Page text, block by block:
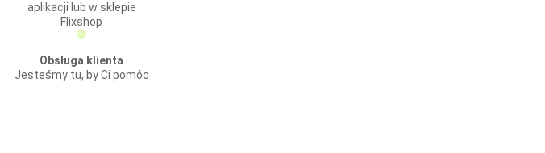
aplikacji lub w sklepie
Flixshop
Obsługa klienta
Jesteśmy tu, by Ci pomóc